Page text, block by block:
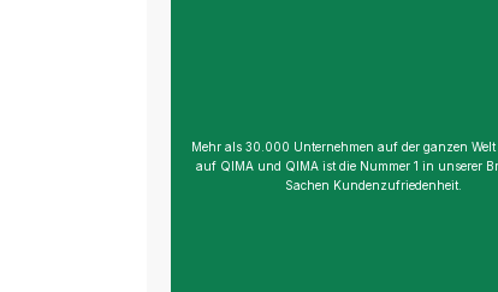
Mehr als 30.000 Unternehmen auf der ganzen Welt
auf QIMA und QIMA ist die Nummer 1 in unserer
Sachen Kundenzufriedenheit.